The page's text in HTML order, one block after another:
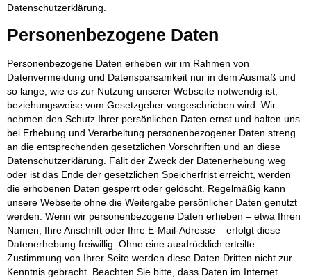
Datenschutzerklärung.
Personenbezogene Daten
Personenbezogene Daten erheben wir im Rahmen von
Datenvermeidung und Datensparsamkeit nur in dem Ausmaß und
so lange, wie es zur Nutzung unserer Webseite notwendig ist,
beziehungsweise vom Gesetzgeber vorgeschrieben wird. Wir
nehmen den Schutz Ihrer persönlichen Daten ernst und halten uns
bei Erhebung und Verarbeitung personenbezogener Daten streng
an die entsprechenden gesetzlichen Vorschriften und an diese
Datenschutzerklärung. Fällt der Zweck der Datenerhebung weg
oder ist das Ende der gesetzlichen Speicherfrist erreicht, werden
die erhobenen Daten gesperrt oder gelöscht. Regelmäßig kann
unsere Webseite ohne die Weitergabe persönlicher Daten genutzt
werden. Wenn wir personenbezogene Daten erheben – etwa Ihren
Namen, Ihre Anschrift oder Ihre E-Mail-Adresse – erfolgt diese
Datenerhebung freiwillig. Ohne eine ausdrücklich erteilte
Zustimmung von Ihrer Seite werden diese Daten Dritten nicht zur
Kenntnis gebracht. Beachten Sie bitte, dass Daten im Internet